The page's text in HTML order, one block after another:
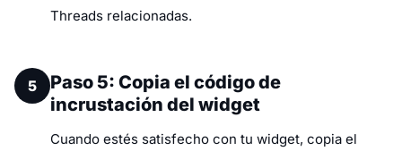
Threads relacionadas.
5
Paso 5: Copia el código de
incrustación del widget
Cuando estés satisfecho con tu widget, copia el